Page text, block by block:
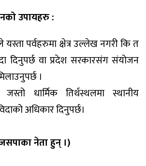
उपायहरु :
पर्वहरुमा क्षेत्र उल्लेख नगरी कि त
दिनुपर्छ वा प्रदेश सरकारसंग संयोजन
।
धार्मिक तिर्थस्थलमा स्थानीय
अधिकार दिनुपर्छ।
नेता हुन् ।)